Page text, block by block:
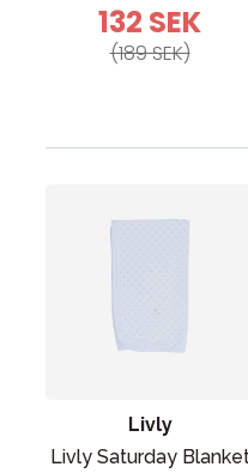
132 SEK
(189 SEK)
Livly
Livly Saturday